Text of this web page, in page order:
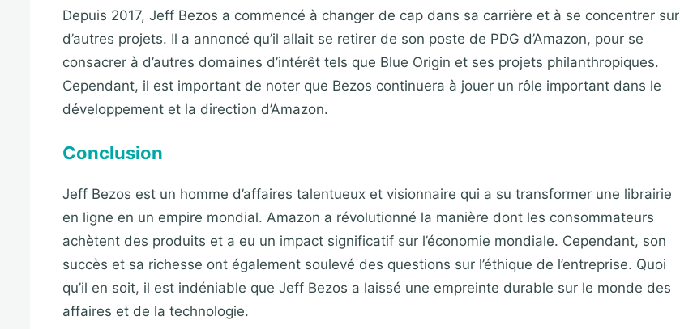
Depuis 2017, Jeff Bezos a commencé à changer de cap dans sa carrière et à se concentrer sur
d’autres projets. Il a annoncé qu’il allait se retirer de son poste de PDG d’Amazon, pour se
consacrer à d’autres domaines d’intérêt tels que Blue Origin et ses projets philanthropiques.
Cependant, il est important de noter que Bezos continuera à jouer un rôle important dans le
développement et la direction d’Amazon.
Conclusion
Jeff Bezos est un homme d’affaires talentueux et visionnaire qui a su transformer une librairie
en ligne en un empire mondial. Amazon a révolutionné la manière dont les consommateurs
achètent des produits et a eu un impact significatif sur l’économie mondiale. Cependant, son
succès et sa richesse ont également soulevé des questions sur l’éthique de l’entreprise. Quoi
qu’il en soit, il est indéniable que Jeff Bezos a laissé une empreinte durable sur le monde des
affaires et de la technologie.